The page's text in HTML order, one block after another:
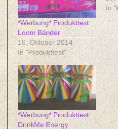
*Werbung* Produkttest
Loom Bänder
16. Oktober 2014
In "Produkttest"
In
*Werbung* Produkttest
DrinkMe Energy